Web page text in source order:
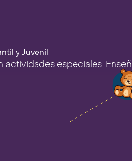
y Juvenil
especiales.